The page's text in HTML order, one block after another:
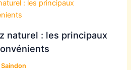
naturel : les principaux